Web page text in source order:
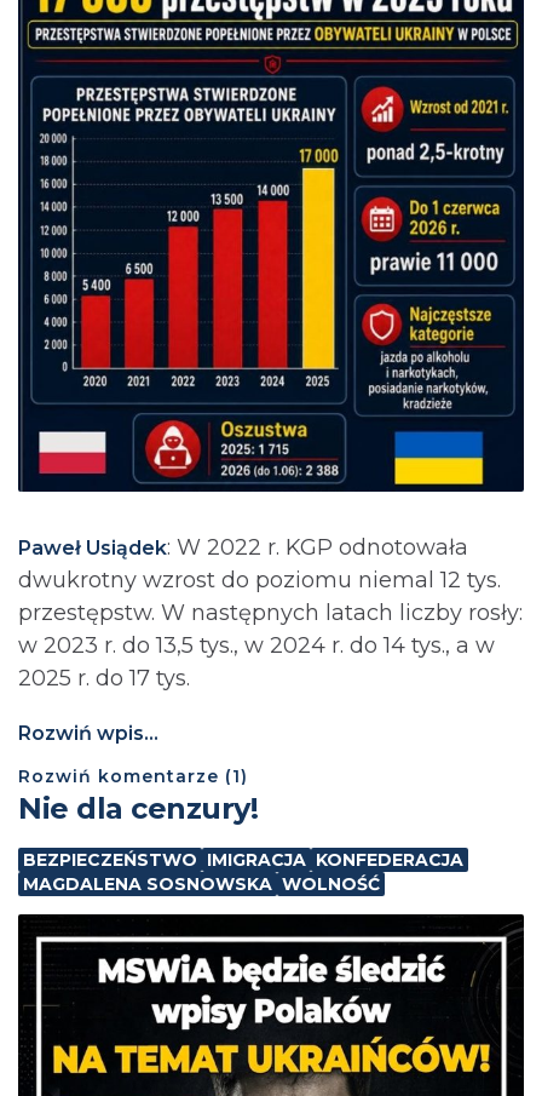
Paweł Usiądek: ⁨W 2022 r. KGP odnotowała
dwukrotny wzrost do poziomu niemal 12 tys.
przestępstw. W następnych latach liczby rosły:
w 2023 r. do 13,5 tys., w 2024 r. do 14 tys., a w
2025 r. do 17 tys.
Rozwiń wpis...
Rozwiń komentarze (1)
Nie dla cenzury!
BEZPIECZEŃSTWO IMIGRACJA KONFEDERACJA
MAGDALENA SOSNOWSKA WOLNOŚĆ